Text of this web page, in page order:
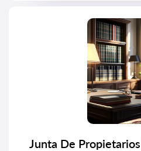
Junta De